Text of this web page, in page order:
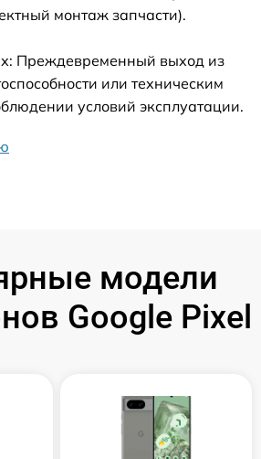
монтаж запчасти).
Преждевременный выход из
или техническим
условий эксплуатации.
модели
Google Pixel